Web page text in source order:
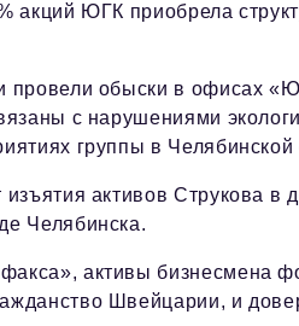
акций ЮГК приобрела
провели обыски в офисах
с нарушениями
группы в Челябинской
изъятия активов Струкова
Челябинска.
активы бизнесмена
Швейцарии, и